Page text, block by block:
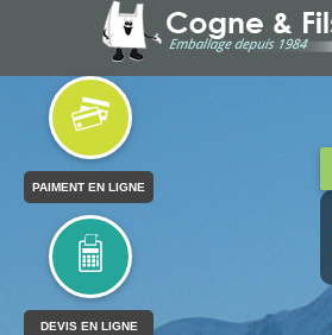
PAIMENT EN LIGNE
DEVIS EN LIGNE